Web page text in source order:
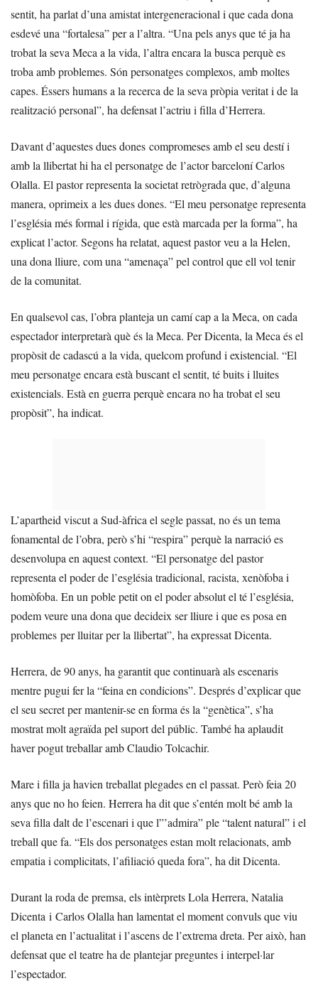
sentit, ha parlat d’una amistat intergeneracional i que cada dona
esdevé una “fortalesa” per a l’altra. “Una pels anys que té ja ha
trobat la seva Meca a la vida, l’altra encara la busca perquè es
troba amb problemes. Són personatges complexos, amb moltes
capes. Éssers humans a la recerca de la seva pròpia veritat i de la
realització personal”, ha defensat l’actriu i filla d’Herrera.
Davant d’aquestes dues dones compromeses amb el seu destí i
amb la llibertat hi ha el personatge de l’actor barceloní Carlos
Olalla. El pastor representa la societat retrògrada que, d’alguna
manera, oprimeix a les dues dones. “El meu personatge representa
l’església més formal i rígida, que està marcada per la forma”, ha
explicat l’actor. Segons ha relatat, aquest pastor veu a la Helen,
una dona lliure, com una “amenaça” pel control que ell vol tenir
de la comunitat.
En qualsevol cas, l’obra planteja un camí cap a la Meca, on cada
espectador interpretarà què és la Meca. Per Dicenta, la Meca és el
propòsit de cadascú a la vida, quelcom profund i existencial. “El
meu personatge encara està buscant el sentit, té buits i lluites
existencials. Està en guerra perquè encara no ha trobat el seu
propòsit”, ha indicat.
L’apartheid viscut a Sud-àfrica el segle passat, no és un tema
fonamental de l’obra, però s’hi “respira” perquè la narració es
desenvolupa en aquest context. “El personatge del pastor
representa el poder de l’església tradicional, racista, xenòfoba i
homòfoba. En un poble petit on el poder absolut el té l’església,
podem veure una dona que decideix ser lliure i que es posa en
problemes per lluitar per la llibertat”, ha expressat Dicenta.
Herrera, de 90 anys, ha garantit que continuarà als escenaris
mentre pugui fer la “feina en condicions”. Després d’explicar que
el seu secret per mantenir-se en forma és la “genètica”, s’ha
mostrat molt agraïda pel suport del públic. També ha aplaudit
haver pogut treballar amb Claudio Tolcachir.
Mare i filla ja havien treballat plegades en el passat. Però feia 20
anys que no ho feien. Herrera ha dit que s’entén molt bé amb la
seva filla dalt de l’escenari i que l”’admira” ple “talent natural” i el
treball que fa. “Els dos personatges estan molt relacionats, amb
empatia i complicitats, l’afiliació queda fora”, ha dit Dicenta.
Durant la roda de premsa, els intèrprets Lola Herrera, Natalia
Dicenta i Carlos Olalla han lamentat el moment convuls que viu
el planeta en l’actualitat i l’ascens de l’extrema dreta. Per això, han
defensat que el teatre ha de plantejar preguntes i interpel·lar
l’espectador.